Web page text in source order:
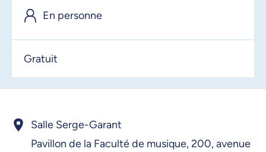
En personne
Gratuit
Salle Serge-Garant
Pavillon de la Faculté de musique,200, avenue